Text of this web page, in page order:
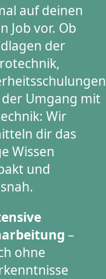
auf deinen
Job vor. Ob
der
Umgang mit
Wir
dir das
Wissen
und
–
ohne